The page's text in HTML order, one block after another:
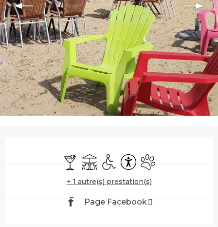
Bar / Buvette
TerrasseAccès handicapés
Accessibilité
Animaux acceptés
+ 1 autre(s) prestation(s)
Page Facebook